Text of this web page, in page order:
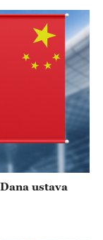
ustava